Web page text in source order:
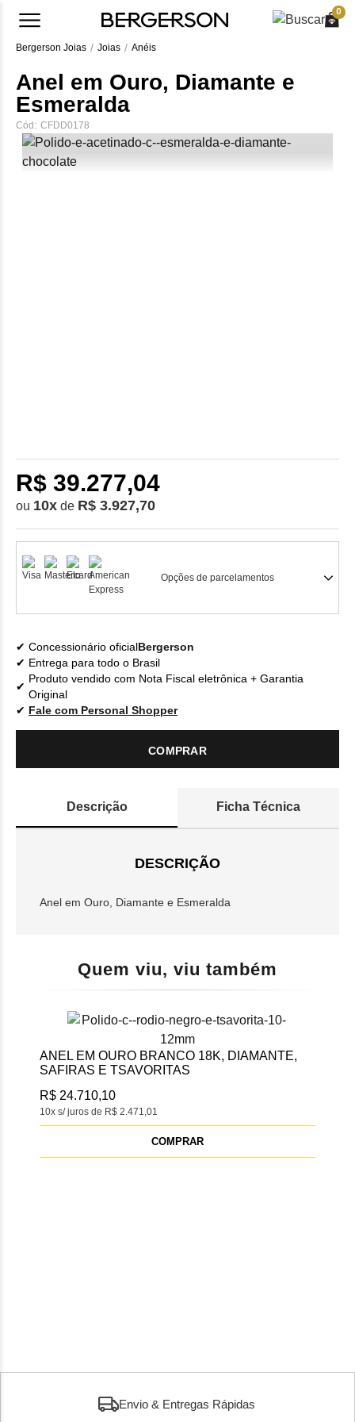
0
Bergerson Joias Joias Anéis
Anel em Ouro, Diamante e
Esmeralda
Cód: CFDD0178
R$ 39.277,04
ou 10x de R$ 3.927,70
Opções de parcelamentos
Concessionário oficialBergerson
Entrega para todo o Brasil
Produto vendido com Nota Fiscal eletrônica + Garantia
Original
Fale com Personal Shopper
COMPRAR
Descrição Ficha Técnica
DESCRIÇÃO
Anel em Ouro, Diamante e Esmeralda
Quem viu, viu também
ANEL EM OURO BRANCO 18K, DIAMANTE,
SAFIRAS E TSAVORITAS
10x s/ juros de R$ 2.471,01
R$ 24.710,10
COMPRAR
Envio & Entregas Rápidas